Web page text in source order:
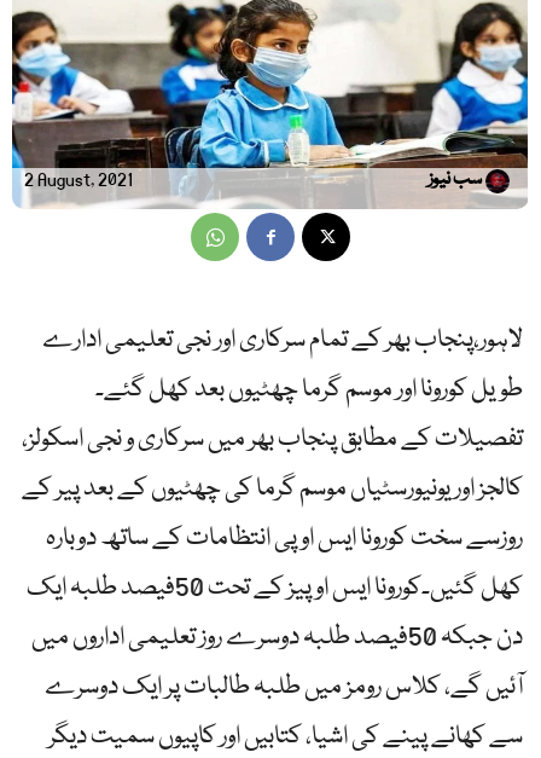
2 August, 2021 سب نیوز
لاہور،پنجاب بھر کے تمام سرکاری اور نجی تعلیمی ادارے
طویل کورونا اور موسم گرما چھٹیوں بعد کھل گئے۔
تفصیلات کے مطابق پنجاب بھر میں سرکاری و نجی اسکولز،
کالجز اور یونیورسٹیاں موسم گرما کی چھٹیوں کے بعد پیر کے
روزسے سخت کورونا ایس او پی انتظامات کے ساتھ دوبارہ
کھل گئیں۔کورونا ایس او پیز کے تحت 50فیصد طلبہ ایک
دن جبکہ 50فیصد طلبہ دوسرے روز تعلیمی اداروں میں
آئیں گے، کلاس رومز میں طلبہ طالبات پر ایک دوسرے
سے کھانے پینے کی اشیا، کتابیں اور کاپیوں سمیت دیگر